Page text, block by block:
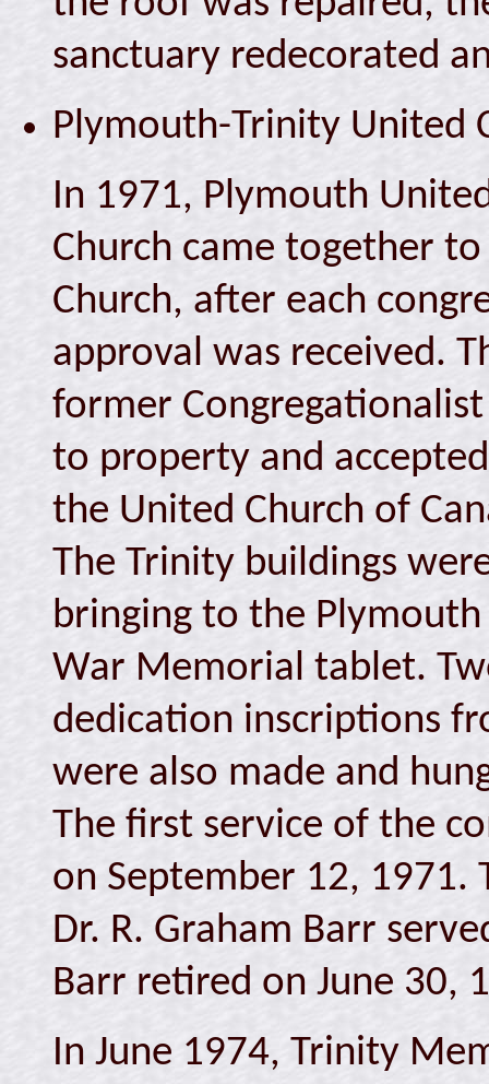
sanctuary redecorated
Plymouth-Trinity United
In 1971, Plymouth
Church came together
Church, after each
approval was received.
former
to property and
the United Church of
The Trinity buildings
bringing to the
War Memorial tablet.
dedication inscriptions
were also made and
The first service of the
on September 12, 1971.
Dr. R. Graham Barr
Barr retired on June 30,
In June 1974, Trinity